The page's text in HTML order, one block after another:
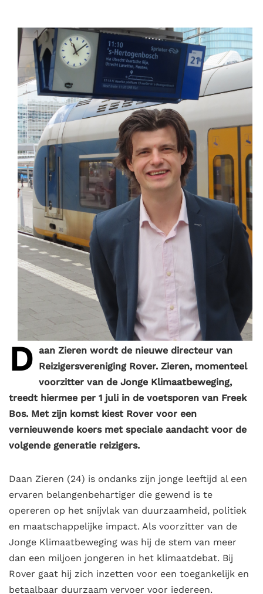
D aan Zieren wordt de nieuwe directeur van
Reizigersvereniging Rover. Zieren, momenteel
voorzitter van de Jonge Klimaatbeweging,
treedt hiermee per 1 juli in de voetsporen van Freek
Bos. Met zijn komst kiest Rover voor een
vernieuwende koers met speciale aandacht voor de
volgende generatie reizigers.
Daan Zieren (24) is ondanks zijn jonge leeftijd al een
ervaren belangenbehartiger die gewend is te
opereren op het snijvlak van duurzaamheid, politiek
en maatschappelijke impact. Als voorzitter van de
Jonge Klimaatbeweging was hij de stem van meer
dan een miljoen jongeren in het klimaatdebat. Bij
Rover gaat hij zich inzetten voor een toegankelijk en
betaalbaar duurzaam vervoer voor iedereen.